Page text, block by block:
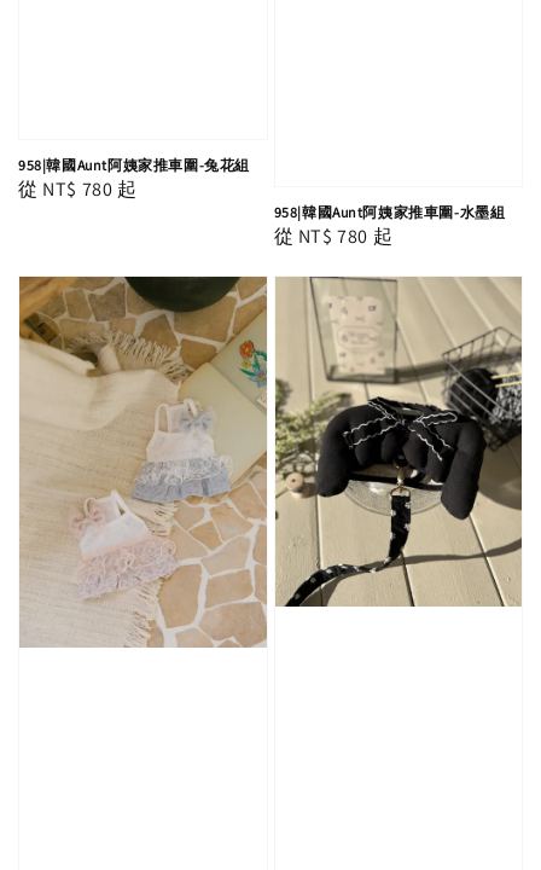
958|韓國Aunt阿姨家推車圍-兔花組
Regular
從 NT$ 780 起
958|韓國Aunt阿姨家推車圍-水墨組
Regular
從 NT$ 780 起